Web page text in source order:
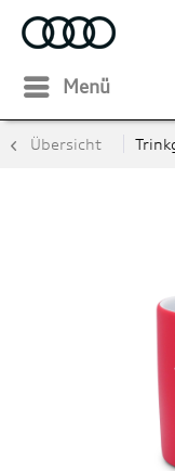
Menü
Übersicht